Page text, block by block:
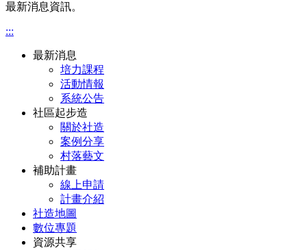
最新消息資訊。
:::
最新消息
培力課程
活動情報
系統公告
社區起步造
關於社造
案例分享
村落藝文
補助計畫
線上申請
計畫介紹
社造地圖
數位專題
資源共享